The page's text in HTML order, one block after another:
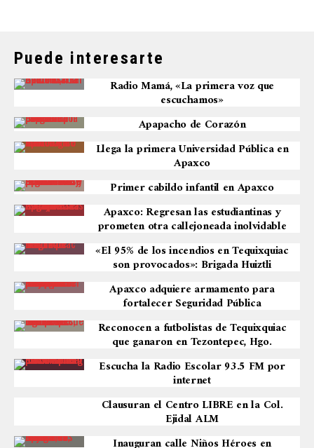
Puede interesarte
Radio Mamá, «La primera voz que
escuchamos»
Apapacho de Corazón
Llega la primera Universidad Pública en
Apaxco
Primer cabildo infantil en Apaxco
Apaxco: Regresan las estudiantinas y
prometen otra callejoneada inolvidable
«El 95% de los incendios en Tequixquiac
son provocados»: Brigada Huiztli
Apaxco adquiere armamento para
fortalecer Seguridad Pública
Reconocen a futbolistas de Tequixquiac
que ganaron en Tezontepec, Hgo.
Escucha la Radio Escolar 93.5 FM por
internet
Clausuran el Centro LIBRE en la Col.
Ejidal ALM
Inauguran calle Niños Héroes en